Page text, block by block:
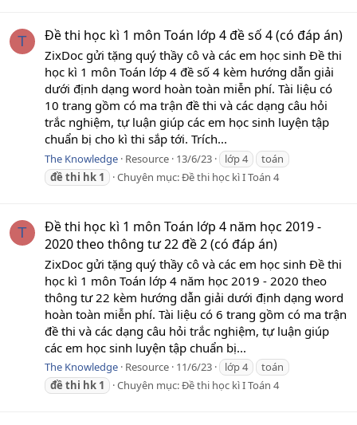
T Đề thi học kì 1 môn Toán lớp 4 đề số 4 (có đáp án)
ZixDoc gửi tặng quý thầy cô và các em học sinh Đề thi
học kì 1 môn Toán lớp 4 đề số 4 kèm hướng dẫn giải
dưới định dạng word hoàn toàn miễn phí. Tài liệu có
10 trang gồm có ma trận đề thi và các dạng câu hỏi
trắc nghiệm, tự luận giúp các em học sinh luyện tập
chuẩn bị cho kì thi sắp tới. Trích...
The Knowledge Resource 13/6/23 lớp 4
toán
đề thi hk 1 Chuyên mục:Đề thi học kì I Toán 4
T
Đề thi học kì 1 môn Toán lớp 4 năm học 2019 -
2020 theo thông tư 22 đề 2 (có đáp án)
ZixDoc gửi tặng quý thầy cô và các em học sinh Đề thi
học kì 1 môn Toán lớp 4 năm học 2019 - 2020 theo
thông tư 22 kèm hướng dẫn giải dưới định dạng word
hoàn toàn miễn phí. Tài liệu có 6 trang gồm có ma trận
đề thi và các dạng câu hỏi trắc nghiệm, tự luận giúp
các em học sinh luyện tập chuẩn bị...
The Knowledge Resource 11/6/23 lớp 4
toán
đề thi hk 1 Chuyên mục:Đề thi học kì I Toán 4